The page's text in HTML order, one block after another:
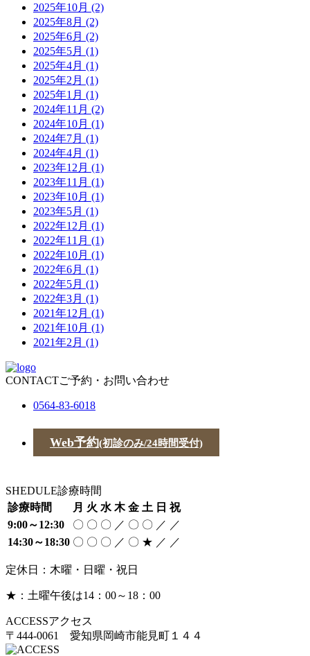
2025年10月 (2)
2025年8月 (2)
2025年6月 (2)
2025年5月 (1)
2025年4月 (1)
2025年2月 (1)
2025年1月 (1)
2024年11月 (2)
2024年10月 (1)
2024年7月 (1)
2024年4月 (1)
2023年12月 (1)
2023年11月 (1)
2023年10月 (1)
2023年5月 (1)
2022年12月 (1)
2022年11月 (1)
2022年10月 (1)
2022年6月 (1)
2022年5月 (1)
2022年3月 (1)
2021年12月 (1)
2021年10月 (1)
2021年2月 (1)
CONTACTご予約・お問い合わせ
0564-83-6018
Web予約(初診のみ/24時間受付)
SHEDULE診療時間
診療時間
月 火 水 木 金 土 日 祝
9:00～12:30
〇 〇 〇 ／ 〇 〇 ／ ／
14:30～18:30 〇 〇 〇 ／ 〇 ★ ／ ／
定休日：木曜・日曜・祝日
★：土曜午後は14：00～18：00
ACCESSアクセス
〒444-0061 愛知県岡崎市能見町１４４